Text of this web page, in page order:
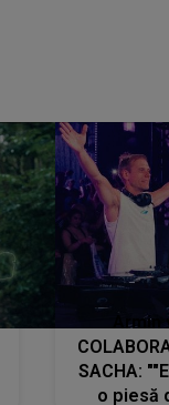
SACHA:
o piesă